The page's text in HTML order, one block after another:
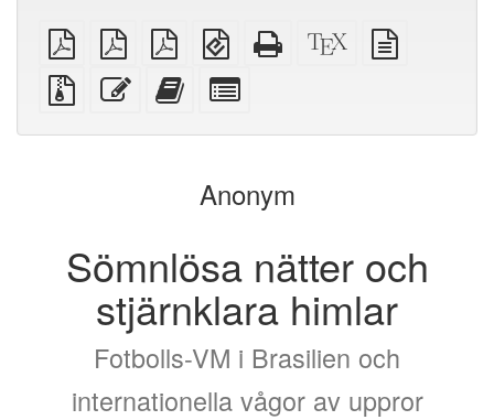
plain
PDF
A4
imposed
PDF
Letter
imposed
PDF
EPUB
(för
mobila
enheter)
Fristående
HTML
XeLaTeX
källa
Källfiler
med
Redigera
denna
Lägg
text
bokskaparen
for
bookbuilder
Anonym
Sömnlösa nätter och
stjärnklara himlar
Fotbolls-VM i Brasilien och
internationella vågor av uppror